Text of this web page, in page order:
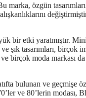
özgün
bir etki yaratmıştır.
şık tasarımları, birçok
birçok moda markası da
bulunan ve geçmişe
ve 80’lerin modası,